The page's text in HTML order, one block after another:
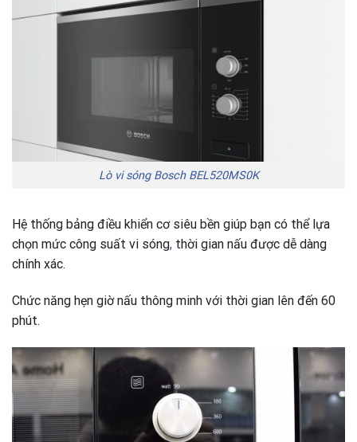
Lò vi sóng Bosch BEL520MS0K
Hệ thống bảng điều khiển cơ siêu bền giúp bạn có thể lựa
chọn mức công suất vi sóng, thời gian nấu được dễ dàng
chính xác.
Chức năng hẹn giờ nấu thông minh với thời gian lên đến 60
phút.